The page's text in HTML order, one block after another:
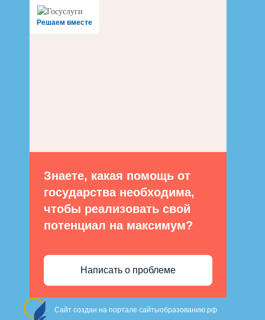
Решаем вместе
Знаете, какая помощь от
государства необходима,
чтобы реализовать свой
потенциал на максимум?
Написать о проблеме
Сайт создан на портале сайтыобразованию.рф